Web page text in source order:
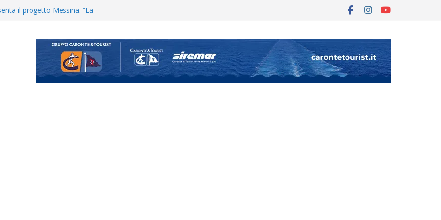
bocciato il Fasano,
e Kamarat restano in
si alzano i ritmi tra lavoro